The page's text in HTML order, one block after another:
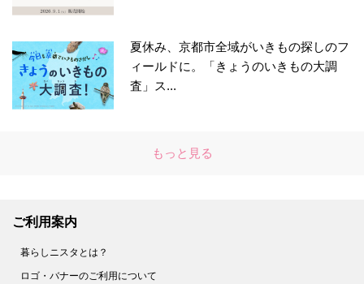
夏休み、京都市全域がいきもの探しのフ
ィールドに。「きょうのいきもの大調
査」ス...
もっと見る
ご利用案内
暮らしニスタとは？
ロゴ・バナーのご利用について